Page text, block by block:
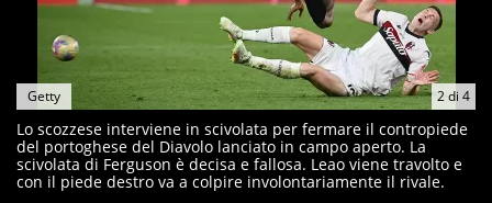
2di 4
Getty
Lo scozzese interviene in scivolata per fermare il contropiede
del portoghese del Diavolo lanciato in campo aperto. La
scivolata di Ferguson è decisa e fallosa. Leao viene travolto e
con il piede destro va a colpire involontariamente il rivale.